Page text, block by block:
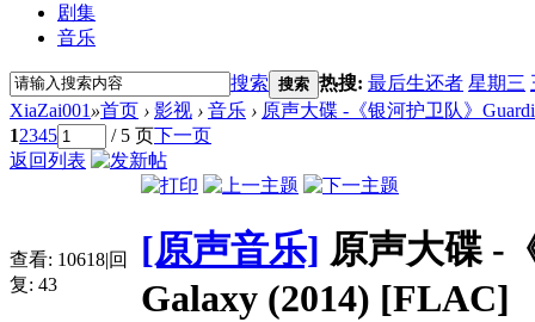
剧集
音乐
搜索 搜索 热搜: 最后生还者 星期三
XiaZai001 »首页 › 影视 › 音乐 › 原声大碟 -《银河护卫队》
12345 / 5 页下一页
返回列表
查看: 10618|回
复: 43
[原声音乐] 原声大碟 -
Galaxy (2014) [FLAC]